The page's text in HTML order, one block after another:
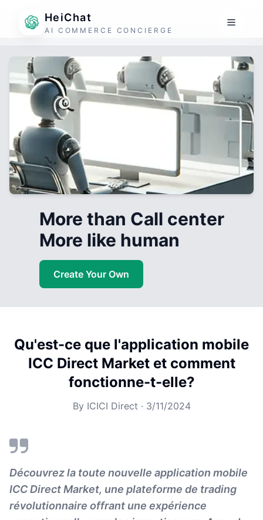
HeiChat
AI COMMERCE CONCIERGE
More than Call center
More like human
Create Your Own
Qu'est-ce que l'application mobile
ICC Direct Market et comment
fonctionne-t-elle?
By ICICI Direct · 3/11/2024
Découvrez la toute nouvelle application mobile
ICC Direct Market, une plateforme de trading
révolutionnaire offrant une expérience